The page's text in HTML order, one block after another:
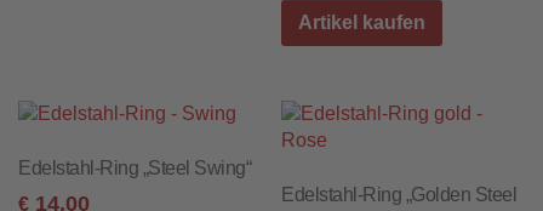
Artikel kaufen
Edelstahl-Ring „Steel Swing“
€ 14,00
Edelstahl-Ring „Golden Steel